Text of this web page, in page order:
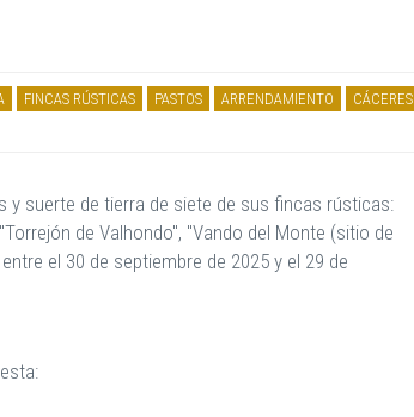
FINCAS RÚSTICAS PASTOS ARRENDAMIENTO CÁCERES
y suerte de tierra de siete de sus fincas rústicas:
de Valhondo", "Vando del Monte (sitio de
el 30 de septiembre de 2025 y el 29 de